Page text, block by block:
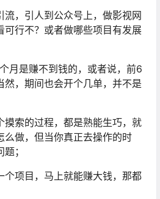
，引人到公众号上，做影视网
可行不？或者做哪些项目有发展
月是赚不到钱的，或者说，前6
然，期间也会开个几单，并不是
摸索的过程，都是熟能生巧，就
么做，但当你真正去操作的时
；
个项目，马上就能赚大钱，那都